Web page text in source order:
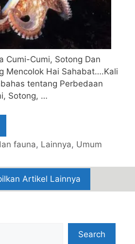
Cumi-Cumi, Sotong Dan
Mencolok Hai Sahabat….Kali
tentang Perbedaan
Sotong, …
fauna, Lainnya, Umum
Artikel Lainnya
Search